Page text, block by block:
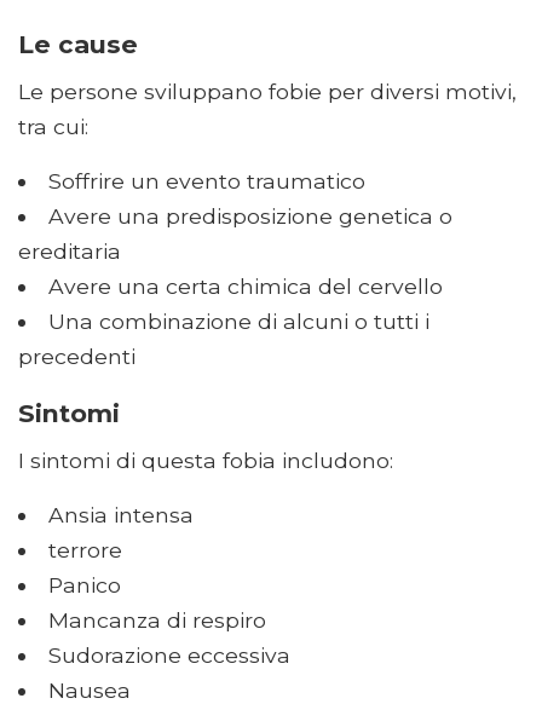
Le cause
Le persone sviluppano fobie per diversi motivi,
tra cui:
Soffrire un evento traumatico
Avere una predisposizione genetica o
ereditaria
Avere una certa chimica del cervello
Una combinazione di alcuni o tutti i
precedenti
Sintomi
I sintomi di questa fobia includono:
Ansia intensa
terrore
Panico
Mancanza di respiro
Sudorazione eccessiva
Nausea